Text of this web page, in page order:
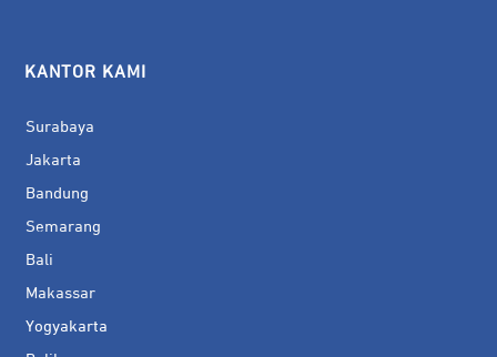
KANTOR KAMI
Surabaya
Jakarta
Bandung
Semarang
Bali
Makassar
Yogyakarta